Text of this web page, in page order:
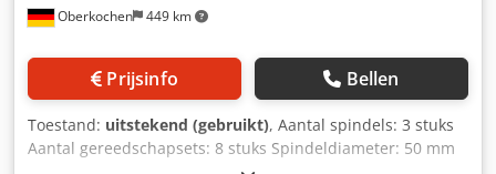
Oberkochen 449 km
Prijsinfo Bellen
Toestand: uitstekend (gebruikt), Aantal spindels: 3 stuks
Aantal gereedschapsets: 8 stuks Spindeldiameter: 50 mm